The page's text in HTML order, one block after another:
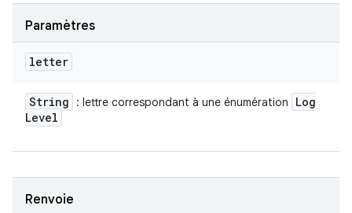
Paramètres
letter
String : lettre correspondant à une énumération
Log
Level
Renvoie